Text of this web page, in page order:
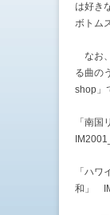
は好き
ボトム
なお
る曲の
shop」
「南
「ハ
和」